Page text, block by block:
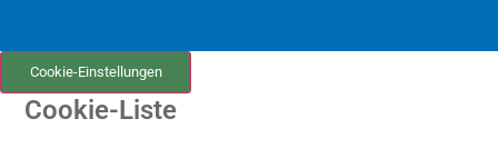
Cookie-Einstellungen
Cookie-Liste